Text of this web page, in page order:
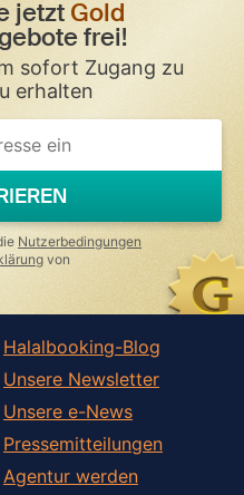
jetzt Gold
frei!
sofort Zugang zu
erhalten
Nutzerbedingungen
von
Halalbooking-Blog
Unsere Newsletter
Unsere e-News
Pressemitteilungen
Agentur werden